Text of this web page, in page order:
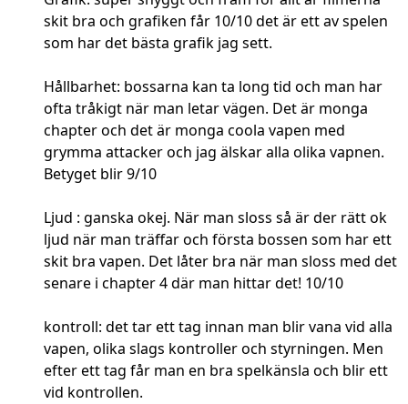
skit bra och grafiken får 10/10 det är ett av spelen
som har det bästa grafik jag sett.
Hållbarhet: bossarna kan ta long tid och man har
ofta tråkigt när man letar vägen. Det är monga
chapter och det är monga coola vapen med
grymma attacker och jag älskar alla olika vapnen.
Betyget blir 9/10
Ljud : ganska okej. När man sloss så är der rätt ok
ljud när man träffar och första bossen som har ett
skit bra vapen. Det låter bra när man sloss med det
senare i chapter 4 där man hittar det! 10/10
kontroll: det tar ett tag innan man blir vana vid alla
vapen, olika slags kontroller och styrningen. Men
efter ett tag får man en bra spelkänsla och blir ett
vid kontrollen.